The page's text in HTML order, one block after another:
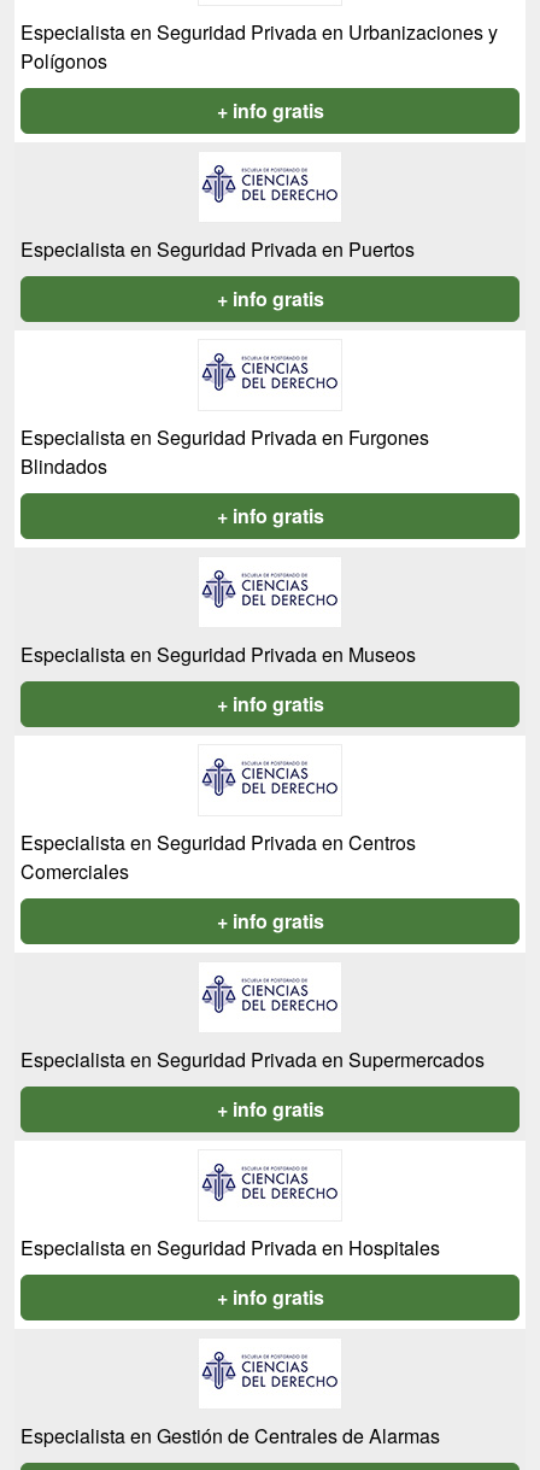
Especialista en Seguridad Privada en Urbanizaciones y
Polígonos
+ info gratis
Especialista en Seguridad Privada en Puertos
+ info gratis
Especialista en Seguridad Privada en Furgones
Blindados
+ info gratis
Especialista en Seguridad Privada en Museos
+ info gratis
Especialista en Seguridad Privada en Centros
Comerciales
+ info gratis
Especialista en Seguridad Privada en Supermercados
+ info gratis
Especialista en Seguridad Privada en Hospitales
+ info gratis
Especialista en Gestión de Centrales de Alarmas